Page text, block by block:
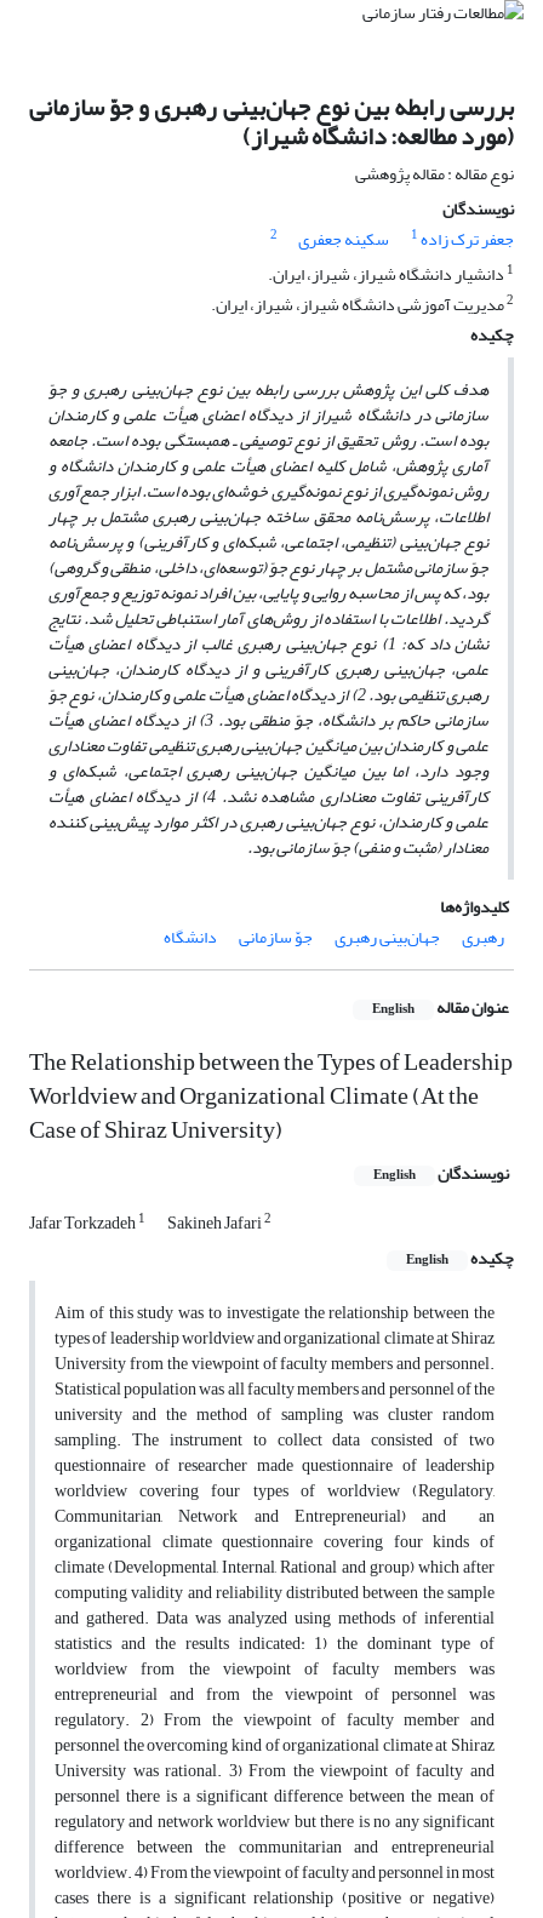
بررسی رابطه بین نوع جهان‌بینی رهبری و جوّ سازمانی
(مورد مطالعه: دانشگاه شیراز)
نوع مقاله : مقاله پژوهشی
نویسندگان
جعفر ترک زاده1 سکینه جعفری
2
1 دانشیار دانشگاه شیراز، شیراز، ایران.
2مدیریت آموزشی دانشگاه شیراز، شیراز، ایران.
چکیده
هدف کلی این پژوهش بررسی رابطه بین نوع جهان‌بینی رهبری و جوّ
سازمانی در دانشگاه شیراز از دیدگاه اعضای هیأت علمی و کارمندان
بوده است. روش تحقیق از نوع توصیفی ـ همبستگی بوده است. جامعه
آماری پژوهش، شامل کلیه اعضای هیأت علمی و کارمندان دانشگاه و‌
روش نمونه‌گیری از نوع نمونه‌گیری خوشه‌ای بوده است. ابزار جمع‌آوری
اطلاعات، پرسش‌نامه محقق ساخته جهان‌بینی رهبری مشتمل بر چهار
نوع جهان‌بینی (تنظیمی، اجتماعی، شبکه‌ای و کارآفرینی) و پرسش‌نامه
جوّ سازمانی مشتمل بر چهار نوع جوّ (توسعه‌ای، داخلی، منطقی و گروهی)
بود، که پس از محاسبه روایی و پایایی، بین افراد نمونه توزیع و جمع‌آوری
گردید. اطلاعات با استفاده از روش‌های آمار استنباطی تحلیل شد. نتایج
نشان داد که: 1) نوع جهان‌بینی رهبری غالب از دیدگاه اعضای هیأت
علمی، جهان‌بینی رهبری کارآفرینی و از دیدگاه کارمندان، جهان‌بینی
رهبری تنظیمی بود. 2) از دیدگاه اعضای هیأت علمی و کارمندان، نوع جوّ
سازمانی حاکم بر دانشگاه، جوّ منطقی بود. 3) از دیدگاه اعضای هیأت
علمی و کارمندان بین میانگین جهان‌بینی رهبری تنظیمی تفاوت معناداری
وجود دارد، اما بین میانگین جهان‌بینی رهبری اجتماعی، شبکه‌ای و
کارآفرینی تفاوت معناداری مشاهده نشد. 4) از دیدگاه اعضای هیأت
علمی و کارمندان، نوع جهان‌بینی رهبری در اکثر موارد پیش‌بینی کننده
معنادار (مثبت و منفی) جوّ سازمانی بود.
کلیدواژه‌ها
رهبری
جهان‌بینی رهبری جوّ سازمانی دانشگاه
عنوان مقاله English
The Relationship between the Types of Leadership
Worldview and Organizational Climate (At the
Case of Shiraz University)
نویسندگان English
Jafar Torkzadeh1 Sakineh Jafari2
چکیده English
Aim of this study was to investigate the relationship between the
types of leadership worldview and organizational climate at Shiraz
University from the viewpoint of faculty members and personnel.
Statistical population was all faculty members and personnel of the
university and the method of sampling was cluster random
sampling. The instrument to collect data consisted of two
questionnaire of researcher made questionnaire of leadership
worldview covering four types of worldview (Regulatory,
Communitarian, Network and Entrepreneurial) and an
organizational climate questionnaire covering four kinds of
climate (Developmental, Internal, Rational and group) which after
computing validity and reliability distributed between the sample
and gathered. Data was analyzed using methods of inferential
statistics and the results indicated: 1) the dominant type of
worldview from the viewpoint of faculty members was
entrepreneurial and from the viewpoint of personnel was
regulatory. 2) From the viewpoint of faculty member and
personnel the overcoming kind of organizational climate at Shiraz
University was rational. 3) From the viewpoint of faculty and
personnel there is a significant difference between the mean of
regulatory and network worldview but there is no any significant
difference between the communitarian and entrepreneurial
worldview. 4) From the viewpoint of faculty and personnel in most
cases there is a significant relationship (positive or negative)